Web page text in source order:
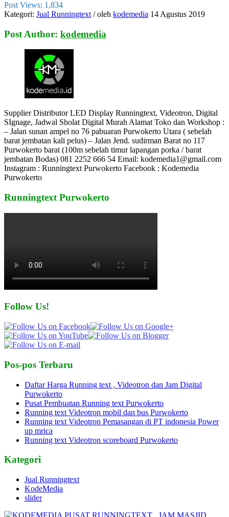
Post Views: 1,834
Kategori: Jual Runningtext /oleh kodemedia 14 Agustus 2019
Post Author: kodemedia
Supplier Distributor LED Display Runningtext, Videotron, Digital
SIgnage, Jadwal Sholat Digital Murah Alamat Toko dan Workshop :
– Jalan sunan ampel no 76 pabuaran Purwokerto Utara ( sebelah
barat jembatan kali pelus) – Jalan Jend. sudirman Barat no 117
Purwokerto barat (100m sebelah timur lapangan porka / barat
jembatan Bodas) 081 2252 666 54 Email: kodemedia1@gmail.com
Instagram : Runningtext Purwokerto Facebook : Kodemedia
Purwokerto
Runningtext Purwokerto
Follow Us!
Pos-pos Terbaru
Daftar Harga Running text , Videotron dan Jam Digital
Purwokerto
Pusat Pembuatan Running text Purwokerto
Running text Videotron mobil dan bus Purwokerto
Running text Videotron Pemasangan di PT indonesia Power
up mrica
Running text Videotron scoreboard Purwokerto
Kategori
Jual Runningtext
KodeMedia
slider